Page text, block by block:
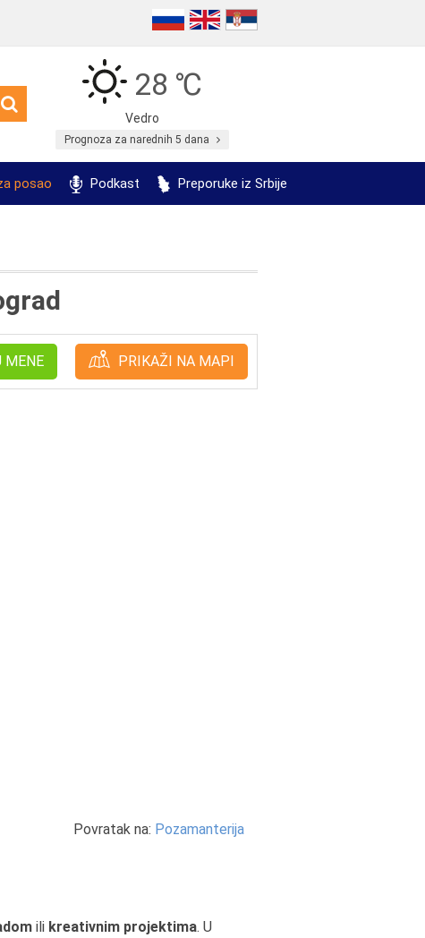
28 ℃
Vedro
Prognoza za narednih 5 dana
posao Podkast Preporuke iz Srbije
MENE PRIKAŽI NA MAPI
Povratak na: Pozamanterija
ili kreativnim projektima. U